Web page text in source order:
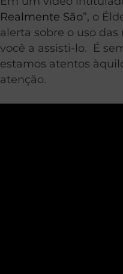
Realmente São”, o
alerta sobre o uso
você a assisti-lo. É
estamos atentos
atenção.